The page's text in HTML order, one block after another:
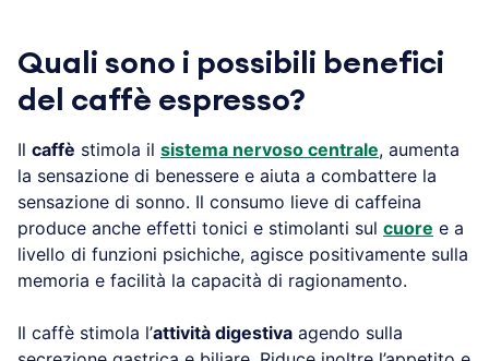
Quali sono i possibili benefici
del caffè espresso?
Il caffè stimola il sistema nervoso centrale, aumenta
la sensazione di benessere e aiuta a combattere la
sensazione di sonno. Il consumo lieve di caffeina
produce anche effetti tonici e stimolanti sul cuore e a
livello di funzioni psichiche, agisce positivamente sulla
memoria e facilità la capacità di ragionamento.
Il caffè stimola l’attività digestiva agendo sulla